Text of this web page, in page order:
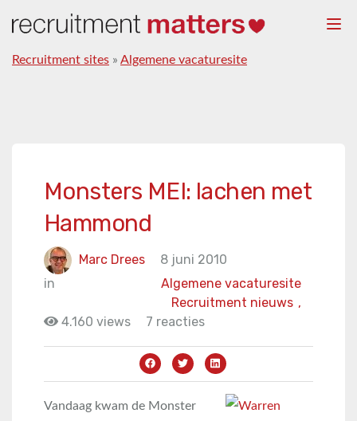
Recruitment sites » Algemene vacaturesite
Monsters MEI: lachen met
Hammond
Marc Drees
8 juni 2010
in
Algemene vacaturesite
Recruitment nieuws ,
4.160 views
7 reacties
Vandaag kwam de Monster